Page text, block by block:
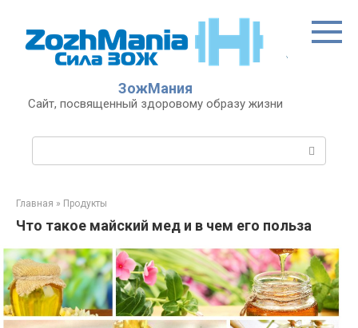
контенту
ЗожМания
Сайт, посвященный здоровому образу жизни
Главная » Продукты
Что такое майский мед и в чем его польза